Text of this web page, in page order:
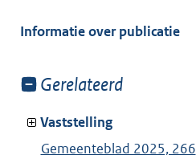
van:
Informatie over publicatie
Toon
van:
Gerelateerd
Vaststelling
Gemeenteblad 2025, 266